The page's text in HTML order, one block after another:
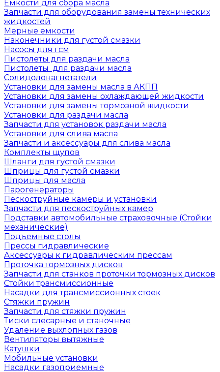
Емкости для сбора масла
Запчасти для оборудования замены технических
жидкостей
Мерные емкости
Наконечники для густой смазки
Насосы для гсм
Пистолеты для раздачи масла
Пистолеты для раздачи масла
Солидолонагнетатели
Установки для замены масла в АКПП
Установки для замены охлаждающей жидкости
Установки для замены тормозной жидкости
Установки для раздачи масла
Запчасти для установок раздачи масла
Установки для слива масла
Запчасти и аксессуары для слива масла
Комплекты щупов
Шланги для густой смазки
Шприцы для густой смазки
Шприцы для масла
Парогенераторы
Пескоструйные камеры и установки
Запчасти для пескоструйных камер
Подставки автомобильные страховочные (Стойки
механические)
Подъемные столы
Прессы гидравлические
Аксессуары к гидравлическим прессам
Проточка тормозных дисков
Запчасти для станков проточки тормозных дисков
Стойки трансмиссионные
Насадки для трансмиссионных стоек
Стяжки пружин
Запчасти для стяжки пружин
Тиски слесарные и станочные
Удаление выхлопных газов
Вентиляторы вытяжные
Катушки
Мобильные установки
Насадки газоприемные